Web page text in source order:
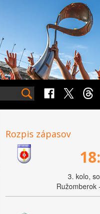
Rozpis zápasov
3. kolo,
Ružomberok